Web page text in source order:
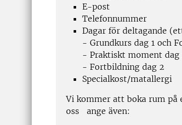
E-post
Telefonnummer
Dagar för deltagande
- Grundkurs dag 1 och
- Praktiskt moment dag
- Fortbildning dag 2
Specialkost/matallergi
Vi kommer att boka rum på
oss ange även: